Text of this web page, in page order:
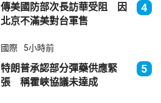
傳美國防部次長訪華受阻 因
北京不滿美對台軍售
4
國際 5小時前
特朗普承認部分彈藥供應緊
張 稱霍峽協議未達成
5